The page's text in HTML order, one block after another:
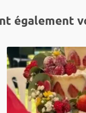
également